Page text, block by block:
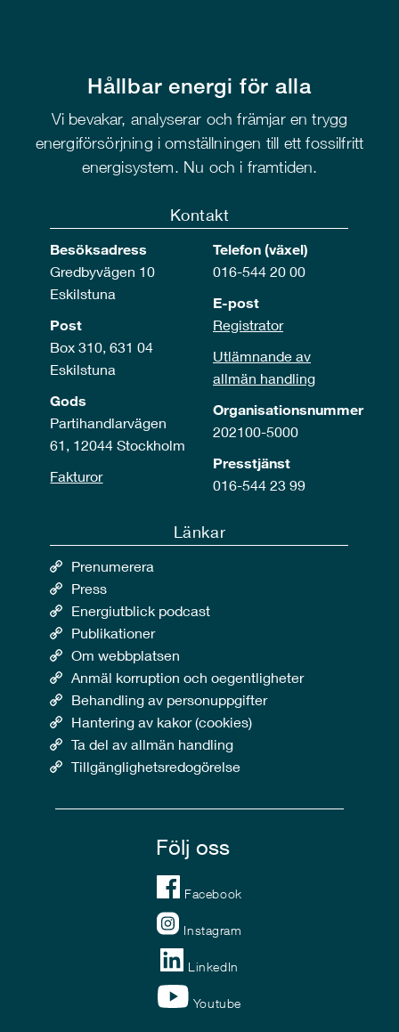
Hållbar energi för alla
Vi bevakar, analyserar och främjar en trygg
energiförsörjning i omställningen till ett fossilfritt
energisystem. Nu och i framtiden.
Kontakt
Besöksadress
Gredbyvägen 10
Eskilstuna
Post
Box 310, 631 04
Eskilstuna
Gods
Partihandlarvägen
61, 12044 Stockholm
Fakturor
Telefon (växel)
016-544 20 00
E-post
Registrator
Utlämnande av
allmän handling
Organisationsnummer
202100-5000
Presstjänst
016-544 23 99
Länkar
Prenumerera
Press
Energiutblick podcast
Publikationer
Om webbplatsen
Anmäl korruption och oegentligheter
Behandling av personuppgifter
Hantering av kakor (cookies)
Ta del av allmän handling
Tillgänglighetsredogörelse
Följ oss
Facebook
Instagram
LinkedIn
Youtube